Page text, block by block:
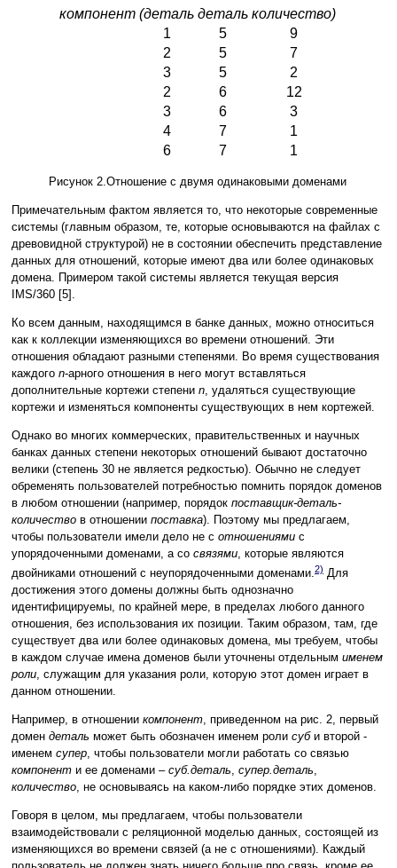
компонент (деталь деталь количество)
1
5
9
2
5
7
3
5
2
2
6
12
3
6
3
4
7
1
6
7 1
Рисунок 2.Отношение с двумя одинаковыми доменами
Примечательным фактом является то, что некоторые современные
системы (главным образом, те, которые основываются на файлах с
древовидной структурой) не в состоянии обеспечить представление
данных для отношений, которые имеют два или более одинаковых
домена. Примером такой системы является текущая версия
IMS/360 [5].
Ко всем данным, находящимся в банке данных, можно относиться
как к коллекции изменяющихся во времени отношений. Эти
отношения обладают разными степенями. Во время существования
каждого n-арного отношения в него могут вставляться
дополнительные кортежи степени n , удаляться существующие
кортежи и изменяться компоненты существующих в нем кортежей.
Однако во многих коммерческих, правительственных и научных
банках данных степени некоторых отношений бывают достаточно
велики (степень 30 не является редкостью). Обычно не следует
обременять пользователей потребностью помнить порядок доменов
в любом отношении (например, порядок поставщик-деталь-
количество в отношении поставка). Поэтому мы предлагаем,
чтобы пользователи имели дело не с отношениями с
упорядоченными доменами, а со связями , которые являются
двойниками отношений с неупорядоченными доменами.2) Для
достижения этого домены должны быть однозначно
идентифицируемы, по крайней мере, в пределах любого данного
отношения, без использования их позиции. Таким образом, там, где
существует два или более одинаковых домена, мы требуем, чтобы
в каждом случае имена доменов были уточнены отдельным именем
роли, служащим для указания роли, которую этот домен играет в
данном отношении.
Например, в отношении компонент, приведенном на рис. 2, первый
домен деталь может быть обозначен именем роли суби второй -
именем супер, чтобы пользователи могли работать со связью
компонент и ее доменами – суб.деталь, супер.деталь,
количество, не основываясь на каком-либо порядке этих доменов.
Говоря в целом, мы предлагаем, чтобы пользователи
взаимодействовали с реляционной моделью данных, состоящей из
изменяющихся во времени связей (а не с отношениями). Каждый